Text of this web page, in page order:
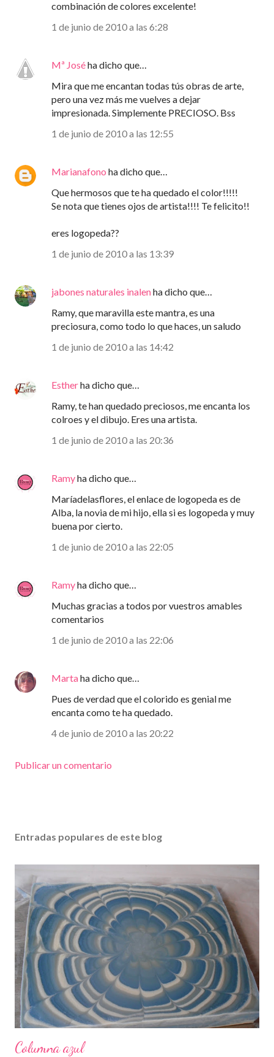
combinación de colores excelente!
1 de junio de 2010 a las 6:28
Mª Joséha dicho que…
Mira que me encantan todas tús obras de arte,
pero una vez más me vuelves a dejar
impresionada. Simplemente PRECIOSO. Bss
1 de junio de 2010 a las 12:55
Marianafono ha dicho que…
Que hermosos que te ha quedado el color!!!!!
Se nota que tienes ojos de artista!!!! Te felicito!!
eres logopeda??
1 de junio de 2010 a las 13:39
jabones naturales inalenha dicho que…
Ramy, que maravilla este mantra, es una
preciosura, como todo lo que haces, un saludo
1 de junio de 2010 a las 14:42
Estherha dicho que…
Ramy, te han quedado preciosos, me encanta los
colroes y el dibujo. Eres una artista.
1 de junio de 2010 a las 20:36
Ramyha dicho que…
Maríadelasflores, el enlace de logopeda es de
Alba, la novia de mi hijo, ella si es logopeda y muy
buena por cierto.
1 de junio de 2010 a las 22:05
Ramyha dicho que…
Muchas gracias a todos por vuestros amables
comentarios
1 de junio de 2010 a las 22:06
Martaha dicho que…
Pues de verdad que el colorido es genial me
encanta como te ha quedado.
4 de junio de 2010 a las 20:22
Publicar un comentario
Entradas populares de este blog
Columna azul